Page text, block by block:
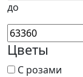
до
Цветы
С розами